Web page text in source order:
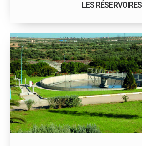
LES RÉSERVOIRES